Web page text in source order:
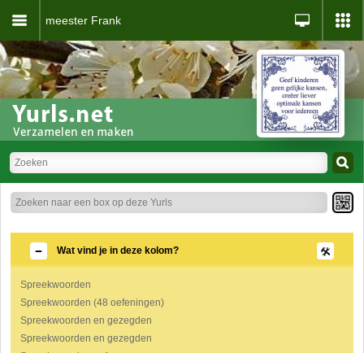
meester Frank
Wat vind je in deze kolom?
Spreekwoorden
Spreekwoorden (48 oefeningen)
Spreekwoorden en gezegden
Spreekwoorden en gezegden